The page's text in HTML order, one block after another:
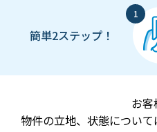
お客
物件の立地、状態につい
簡単2ステップ！